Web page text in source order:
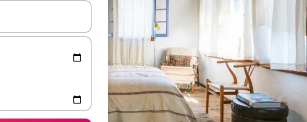
वरच्या आणि खाली बाणांच्या किजसह नेव्हिगेट करा किंवा स्पर्शाने स्वाइप जेश्चर्स वापरून एक्सप्लोर करा.